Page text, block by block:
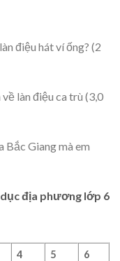
điệu hát ví ống? (2
làn điệu ca trù (3,0
Bắc Giang mà em
địa phương lớp 6
4 5 6